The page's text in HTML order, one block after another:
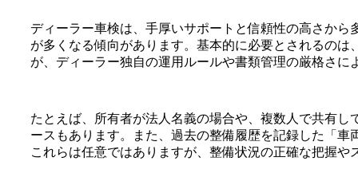
ディーラー車検は、手厚いサポートと信頼性の高さか
が多くなる傾向があります。基本的に必要とされるの
が、ディーラー独自の運用ルールや書類管理の厳格さ
たとえば、所有者が法人名義の場合や、複数人で共有
ースもあります。また、過去の整備履歴を記録した「
これらは任意ではありますが、整備状況の正確な把握